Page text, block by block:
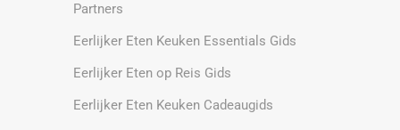
Partners
Eerlijker Eten Keuken Essentials Gids
Eerlijker Eten op Reis Gids
Eerlijker Eten Keuken Cadeaugids